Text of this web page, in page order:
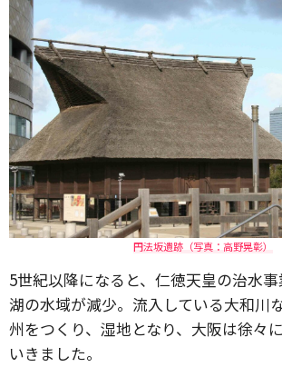
円法坂遺跡（写真：高野晃彰）
5世紀以降になると、仁徳天皇の治水
湖の水域が減少。流入している大和川
州をつくり、湿地となり、大阪は徐々
いきました。